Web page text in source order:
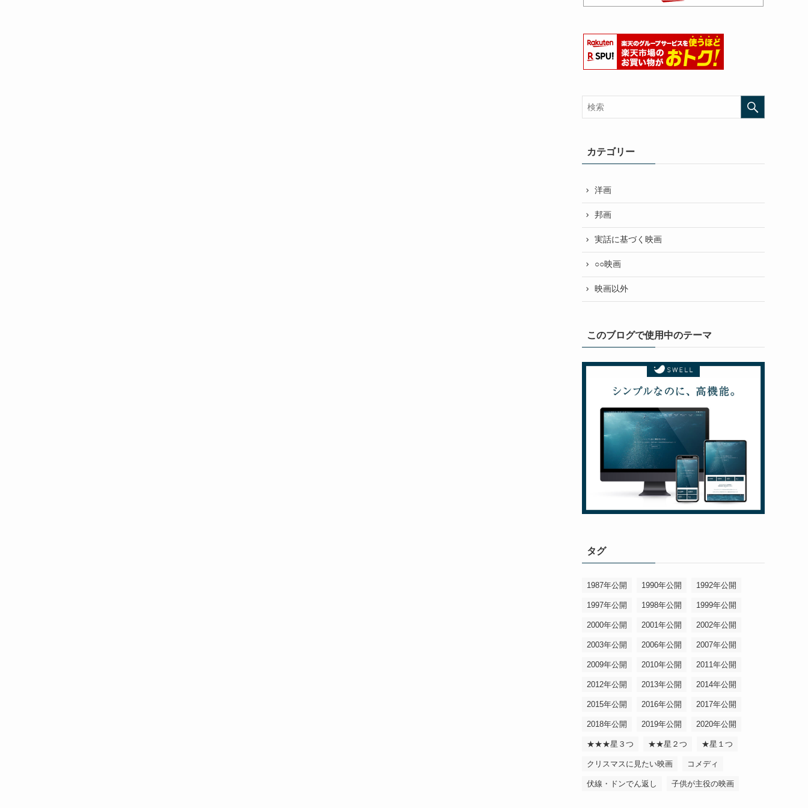
カテゴリー
洋画
邦画
実話に基づく映画
○○映画
映画以外
このブログで使用中のテーマ
タグ
1987年公開 1990年公開 1992年公開
1997年公開 1998年公開 1999年公開
2000年公開 2001年公開 2002年公開
2003年公開 2006年公開 2007年公開
2009年公開 2010年公開 2011年公開
2012年公開 2013年公開 2014年公開
2015年公開 2016年公開 2017年公開
2018年公開 2019年公開 2020年公開
★★★星３つ ★★星２つ ★星１つ
クリスマスに見たい映画 コメディ
伏線・ドンでん返し 子供が主役の映画